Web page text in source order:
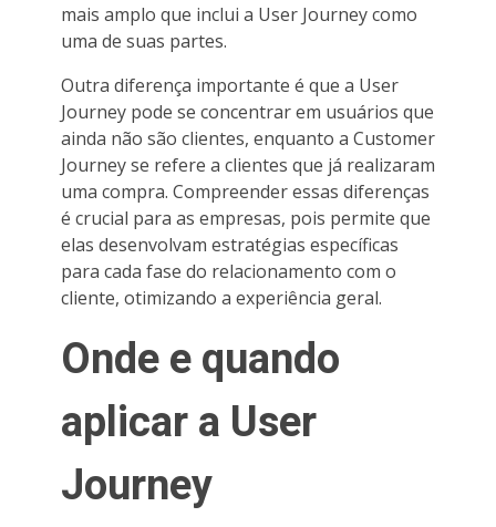
mais amplo que inclui a User Journey como
uma de suas partes.
Outra diferença importante é que a User
Journey pode se concentrar em usuários que
ainda não são clientes, enquanto a Customer
Journey se refere a clientes que já realizaram
uma compra. Compreender essas diferenças
é crucial para as empresas, pois permite que
elas desenvolvam estratégias específicas
para cada fase do relacionamento com o
cliente, otimizando a experiência geral.
Onde e quando
aplicar a User
Journey